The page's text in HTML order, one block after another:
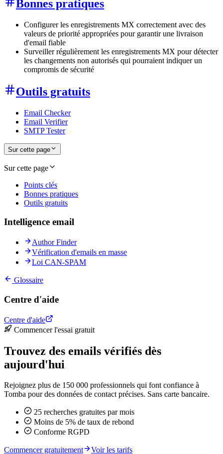
Bonnes pratiques
Configurer les enregistrements MX correctement avec des
valeurs de priorité appropriées pour garantir une livraison
d'email fiable
Surveiller régulièrement les enregistrements MX pour détecter
les changements non autorisés qui pourraient indiquer un
compromis de sécurité
Outils gratuits
Email Checker
Email Verifier
SMTP Tester
Sur cette page
Sur cette page
Points clés
Bonnes pratiques
Outils gratuits
Intelligence email
Author Finder
Vérification d'emails en masse
Loi CAN-SPAM
Glossaire
Centre d'aide
Centre d'aide
Commencer l'essai gratuit
Trouvez des emails vérifiés dès
aujourd'hui
Rejoignez plus de 150 000 professionnels qui font confiance à
Tomba pour des données de contact précises. Sans carte bancaire.
25 recherches gratuites par mois
Moins de 5% de taux de rebond
Conforme RGPD
Commencer gratuitement Voir les tarifs